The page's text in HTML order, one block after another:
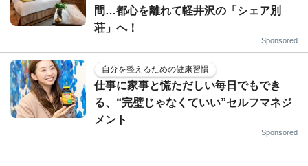
間…都心を離れて軽井沢の「シェア別
荘」へ！
Sponsored
自分を整えるための健康習慣
仕事に家事と慌ただしい毎日でもでき
る、“完璧じゃなくていい”セルフマネジ
メント
Sponsored